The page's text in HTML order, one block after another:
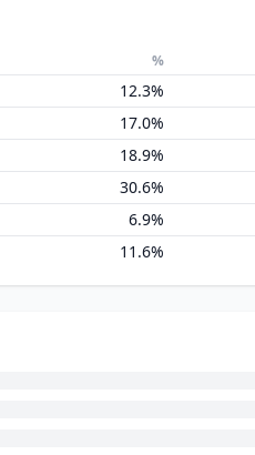
%
12.3%
17.0%
18.9%
30.6%
6.9%
11.6%